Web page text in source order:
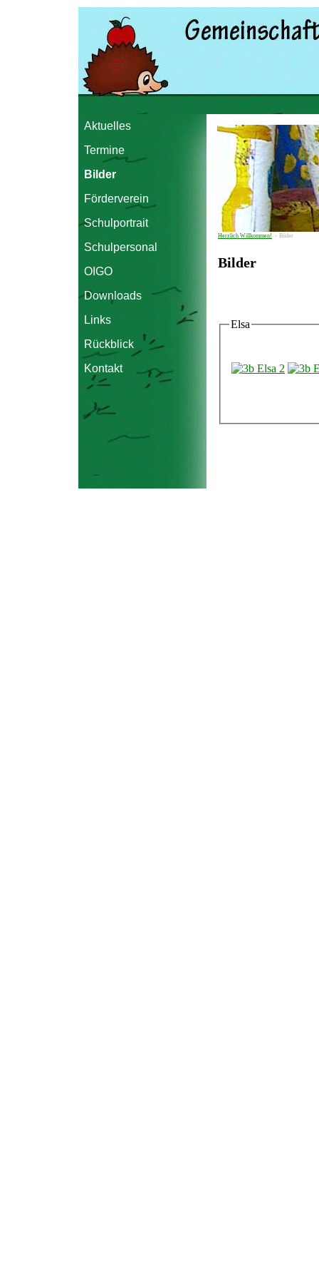
Aktuelles
Termine
Bilder
Förderverein
Schulportrait
Schulpersonal
OIGO
Downloads
Links
Rückblick
Kontakt
Herzlich Willkommen! › Bilder
Bilder
Elsa